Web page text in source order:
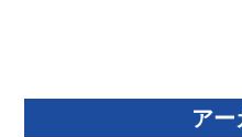
アー